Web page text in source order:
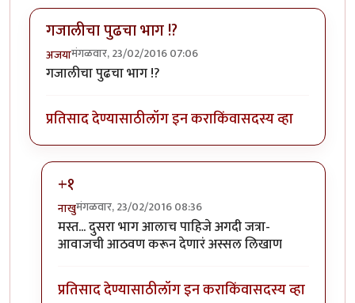
गजालीचा पुढचा भाग !?
अजयामंगळवार, 23/02/2016 07:06
गजालीचा पुढचा भाग !?
प्रतिसाद देण्यासाठीलॉग इन कराकिंवासदस्य व्हा
+१
नाखुमंगळवार, 23/02/2016 08:36
In reply toगजालीचा पुढचा भाग !?byअजया
मस्त... दुसरा भाग आलाच पाहिजे अगदी जत्रा-
आवाजची आठवण करून देणारं अस्सल लिखाण
प्रतिसाद देण्यासाठीलॉग इन कराकिंवासदस्य व्हा